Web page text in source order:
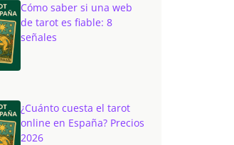
Cómo saber si una web
de tarot es fiable: 8
señales
¿Cuánto cuesta el tarot
online en España? Precios
2026